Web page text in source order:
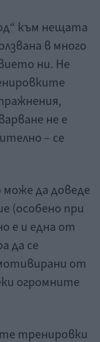
към нещата
в много
ни. Не
не е
– се
може да доведе
(особено при
е и една от
да се
от
огромните
тренировки